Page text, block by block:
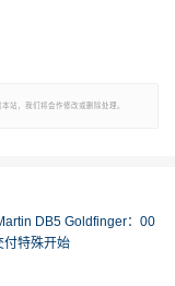
站，我们将会作修改或删除处理。